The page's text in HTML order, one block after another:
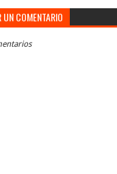
COMENTARIO